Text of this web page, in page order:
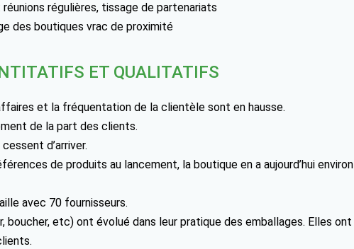
régulières, tissage de partenariats
des boutiques vrac de proximité
ET QUALITATIFS
et la fréquentation de la clientèle sont en hausse.
de la part des clients.
d’arriver.
de produits au lancement, la boutique en a aujourd’hui environ
avec 70 fournisseurs.
boucher, etc) ont évolué dans leur pratique des emballages. Elles ont